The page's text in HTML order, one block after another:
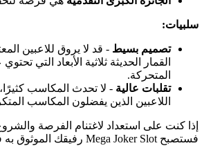
سلبيات:
تصميم بسيط - قد لا يروق للاعبين
القمار الحديثة ثلاثية الأبعاد التي
المتحركة.
تقلبات عالية - لا تحدث المكاسب
اللاعبين الذين يفضلون المكاسب
إذا كنت على استعداد لاغتنام الفرصة
فستصبح Mega Joker Slot رفيقك الموثوق به في عالم المقامرة.